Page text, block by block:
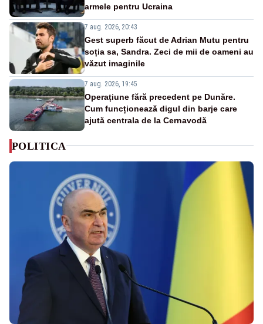
armele pentru Ucraina
7 aug. 2026, 20:43
Gest superb făcut de Adrian Mutu pentru
soția sa, Sandra. Zeci de mii de oameni au
văzut imaginile
7 aug. 2026, 19:45
Operațiune fără precedent pe Dunăre.
Cum funcționează digul din barje care
ajută centrala de la Cernavodă
POLITICA